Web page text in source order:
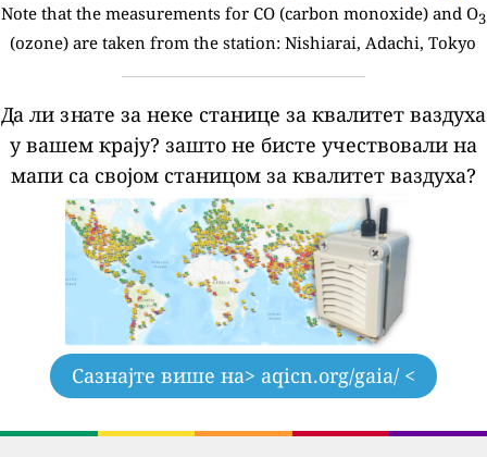
Note that the measurements for CO (carbon monoxide) and O3
(ozone) are taken from the station: Nishiarai, Adachi, Tokyo
Да ли знате за неке станице за квалитет ваздуха
у вашем крају? зашто не бисте учествовали на
мапи са својом станицом за квалитет ваздуха?
Сазнајте више на> aqicn.org/gaia/ <